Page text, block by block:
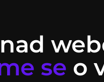
se o